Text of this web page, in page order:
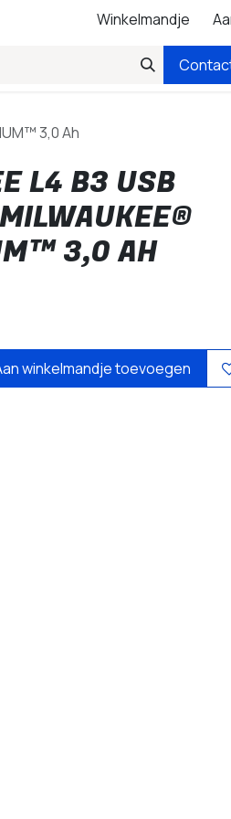
Winkelmandje
3,0 Ah
L4 B3 USB
3,0 AH
winkelmandje toevoegen